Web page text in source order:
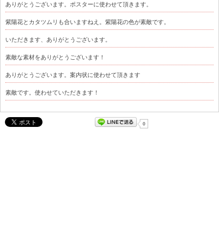
ありがとうございます。ポスターに使わせて頂きます。
紫陽花とカタツムリも合いますねえ。紫陽花の色が素敵です。
いただきます、ありがとうございます。
素敵な素材をありがとうございます！
ありがとうございます。案内状に使わせて頂きます
素敵です。使わせていただきます！
0